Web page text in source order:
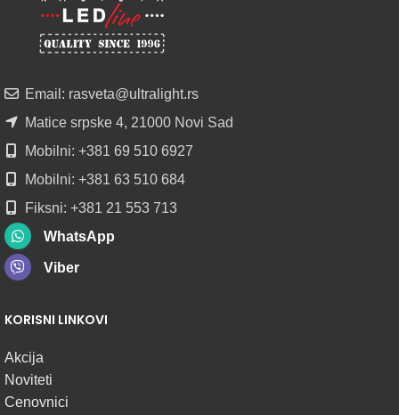
TRIMLESS
DIFUZOROM
POGLEDAJ
Email: rasveta@ultralight.rs
Matice srpske 4, 21000 Novi Sad
Mobilni: +381 69 510 6927
Mobilni: +381 63 510 684
Fiksni: +381 21 553 713
WhatsApp
Viber
KORISNI LINKOVI
Akcija
Noviteti
Cenovnici